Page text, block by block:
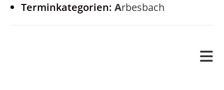
Terminkategorien:
Arbesbach